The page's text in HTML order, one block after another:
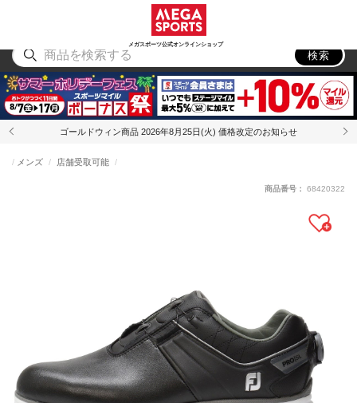
メガスポーツ公式オンラインショップ
アウトドア
検索
ゴールドウィン商品 2026年8月25日(火) 価格改定のお知らせ
メンズ 店舗受取可能
商品番号： 68420322